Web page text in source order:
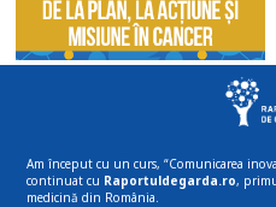
Am început cu un curs, “Comunicarea
continuat cu Raportuldegarda.ro,
medicină din România.